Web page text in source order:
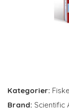
Kategorier: Fiske
Brand: Scientific